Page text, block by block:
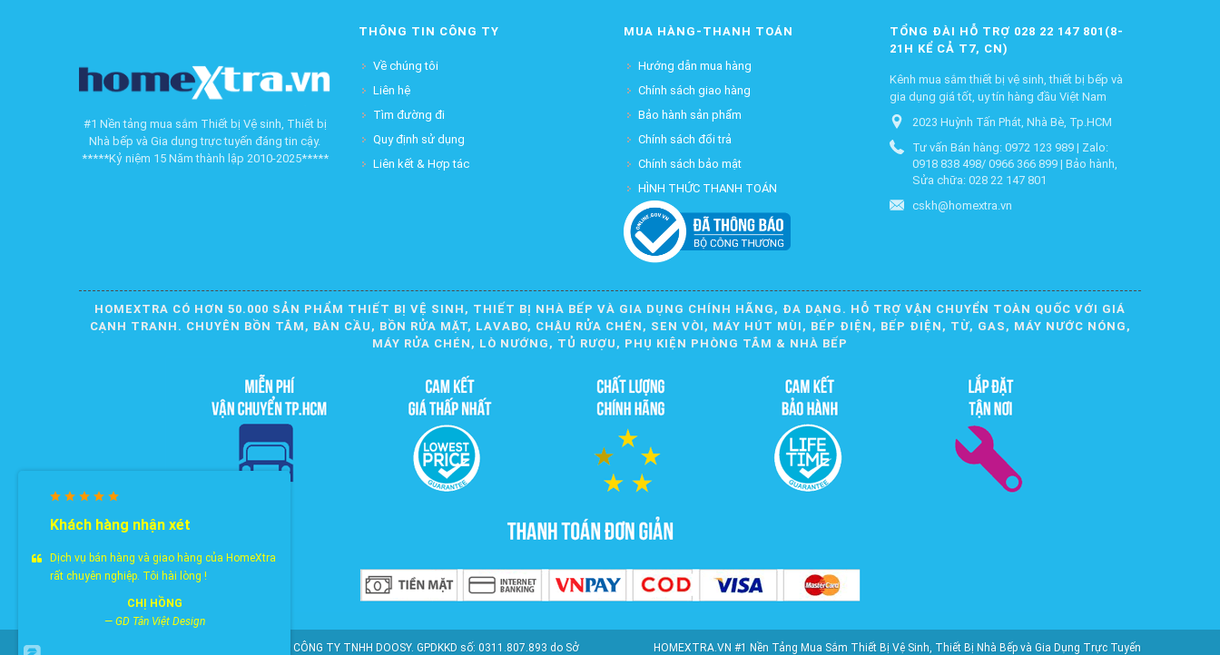
#1 Nền tảng mua sắm Thiết bị Vệ sinh, Thiết bị
Nhà bếp và Gia dụng trực tuyến đáng tin cậy.
*****Kỷ niệm 15 Năm thành lập 2010-2025*****
THÔNG TIN CÔNG TY
Về chúng tôi
Liên hệ
Tìm đường đi
Quy định sử dụng
Liên kết & Hợp tác
MUA HÀNG-THANH TOÁN
Hướng dẫn mua hàng
Chính sách giao hàng
Bảo hành sản phẩm
Chính sách đổi trả
Chính sách bảo mật
HÌNH THỨC THANH TOÁN
TỔNG ĐÀI HỖ TRỢ 028 22 147 801(8-
21H KỂ CẢ T7, CN)
Kênh mua sắm thiết bị vệ sinh, thiết bị bếp và
gia dụng giá tốt, uy tín hàng đầu Việt Nam
2023 Huỳnh Tấn Phát, Nhà Bè, Tp.HCM
Tư vấn Bán hàng: 0972 123 989 | Zalo:
0918 838 498/ 0966 366 899 | Bảo hành,
Sửa chữa: 028 22 147 801
cskh@homextra.vn
HOMEXTRA CÓ HƠN 50.000 SẢN PHẨM THIẾT BỊ VỆ SINH, THIẾT BỊ NHÀ BẾP VÀ GIA DỤNG CHÍNH HÃNG, ĐA DẠNG. HỖ TRỢ VẬN CHUYỂN TOÀN QUỐC VỚI GIÁ
CẠNH TRANH. CHUYÊN BỒN TẮM, BÀN CẦU, BỒN RỬA MẶT, LAVABO, CHẬU RỬA CHÉN, SEN VÒI, MÁY HÚT MÙI, BẾP ĐIỆN, BẾP ĐIỆN, TỪ, GAS, MÁY NƯỚC NÓNG,
MÁY RỬA CHÉN, LÒ NƯỚNG, TỦ RƯỢU, PHỤ KIỆN PHÒNG TẮM & NHÀ BẾP
© 2010-2025 Bản quyền nội dung thuộc về CÔNG TY TNHH DOOSY. GPDKKD số: 0311.807.893 do Sở HOMEXTRA.VN #1 Nền Tảng Mua Sắm Thiết Bị Vệ Sinh, Thiết Bị Nhà Bếp và Gia Dụng Trực Tuyến
Khách hàng nhận xét
Dịch vụ bán hàng và giao hàng của HomeXtra
rất chuyên nghiệp. Tôi hài lòng !
CHỊ HỒNG
— GD Tân Việt Design